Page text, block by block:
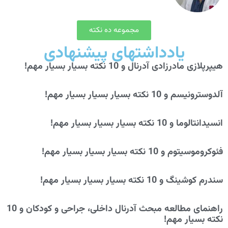
مجموعه ده نکته
یادداشتهای پیشنهادی
هیپرپلازی مادرزادی آدرنال و 10 نکته بسیار بسیار مهم!
آلدوسترونیسم و 10 نکته بسیار بسیار بسیار مهم!
انسیدانتالوما و 10 نکته بسیار بسیار بسیار مهم!
فئوکروموسیتوم و 10 نکته بسیار بسیار بسیار مهم!
سندرم کوشینگ و 10 نکته بسیار بسیار بسیار مهم!
راهنمای مطالعه مبحث آدرنال داخلی، جراحی و کودکان و 10
نکته بسیار مهم!